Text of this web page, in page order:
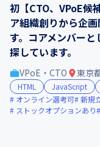
初【CTO、VPoE候
ア組織創りから企
す。コアメンバー
探しています。
VPoE・CTO 東京
HTML JavaScript
オンライン選考可 新規
ストックオプションあり